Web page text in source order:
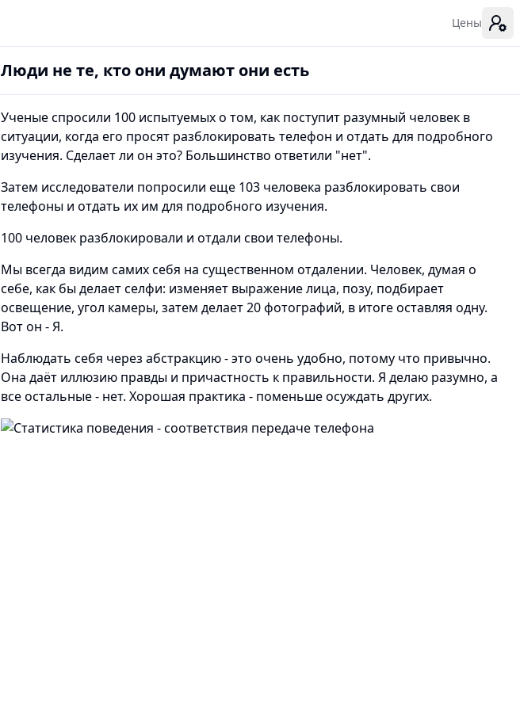
Цены
Люди не те, кто они думают они есть
Ученые спросили 100 испытуемых о том, как поступит разумный человек в
ситуации, когда его просят разблокировать телефон и отдать для подробного
изучения. Сделает ли он это? Большинство ответили "нет".
Затем исследователи попросили еще 103 человека разблокировать свои
телефоны и отдать их им для подробного изучения.
100 человек разблокировали и отдали свои телефоны.
Мы всегда видим самих себя на существенном отдалении. Человек, думая о
себе, как бы делает селфи: изменяет выражение лица, позу, подбирает
освещение, угол камеры, затем делает 20 фотографий, в итоге оставляя одну.
Вот он - Я.
Наблюдать себя через абстракцию - это очень удобно, потому что привычно.
Она даёт иллюзию правды и причастность к правильности. Я делаю разумно, а
все остальные - нет. Хорошая практика - поменьше осуждать других.